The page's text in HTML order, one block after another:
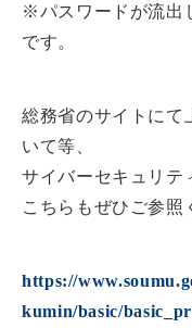
※パスワードが流出
です。
総務省のサイトにて
いて等、
サイバーセキュリテ
こちらもぜひご参照
https://
kumin/basic/